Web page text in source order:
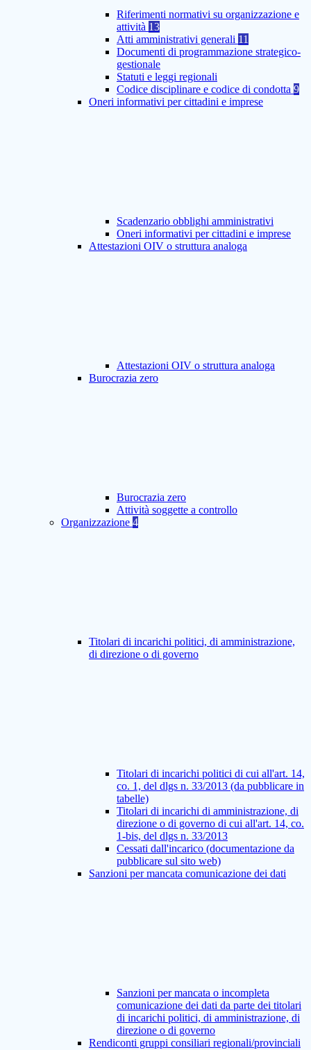
Riferimenti normativi su organizzazione e
attività 13
Atti amministrativi generali 11
Documenti di programmazione strategico-
gestionale
Statuti e leggi regionali
Codice disciplinare e codice di condotta 9
Oneri informativi per cittadini e imprese
Scadenzario obblighi amministrativi
Oneri informativi per cittadini e imprese
Attestazioni OIV o struttura analoga
Attestazioni OIV o struttura analoga
Burocrazia zero
Burocrazia zero
Attività soggette a controllo
Organizzazione 4
Titolari di incarichi politici, di amministrazione,
di direzione o di governo
Titolari di incarichi politici di cui all'art. 14,
co. 1, del dlgs n. 33/2013 (da pubblicare in
tabelle)
Titolari di incarichi di amministrazione, di
direzione o di governo di cui all'art. 14, co.
1-bis, del dlgs n. 33/2013
Cessati dall'incarico (documentazione da
pubblicare sul sito web)
Sanzioni per mancata comunicazione dei dati
Sanzioni per mancata o incompleta
comunicazione dei dati da parte dei titolari
di incarichi politici, di amministrazione, di
direzione o di governo
Rendiconti gruppi consiliari regionali/provinciali